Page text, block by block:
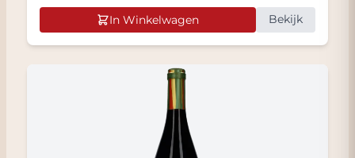
In Winkelwagen Bekijk